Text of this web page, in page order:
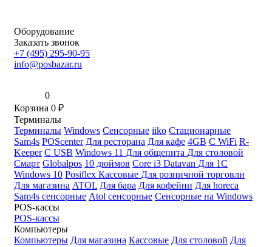
Оборудование
Заказать звонок
+7 (495) 295-90-95
info@posbazar.ru
0
Корзина 0 ₽
Терминалы
Терминалы Windows Сенсорные iiko Стационарные
Sam4s POScenter Для ресторана Для кафе 4GB С WiFi R-
Keeper С USB Windows 11 Для общепита Для столовой
Смарт Globalpos 10 дюймов Core i3 Datavan Для 1С
Windows 10 Posiflex Кассовые Для розничной торговли
Для магазина ATOL Для бара Для кофейни Для horeca
Sam4s сенсорные Atol сенсорные Сенсорные на Windows
POS-кассы
POS-кассы
Компьютеры
Компьютеры Для магазина Кассовые Для столовой Для